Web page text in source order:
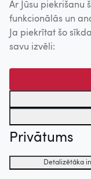
Ar Jūsu piekrišanu
funkcionālās un
Ja piekrītat šo
savu izvēli:
Privātums
Detalizētāka